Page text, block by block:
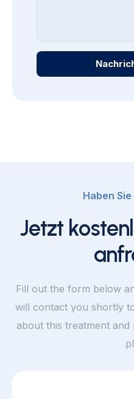
Haben
Jetzt
Fill out the form below
will contact you shortly
about this treatment